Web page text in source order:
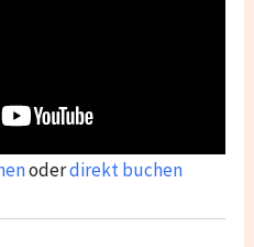
oderdirekt buchen